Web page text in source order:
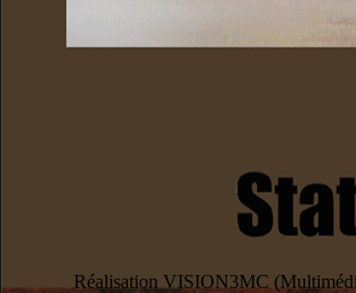
Réalisation VISION3MC